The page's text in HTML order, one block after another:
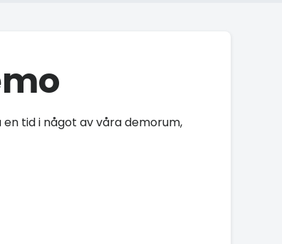
tid i något av våra demorum,